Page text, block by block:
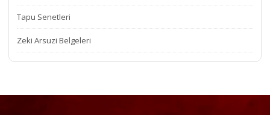
Tapu Senetleri
Zeki Arsuzi Belgeleri